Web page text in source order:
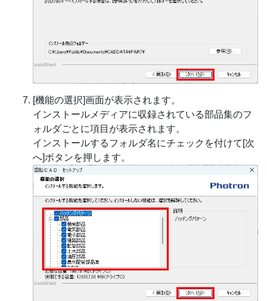
[機能の選択]画面が表示されます。
インストールメディアに収録されている部品集のフ
ォルダごとに項目が表示されます。
インストールするフォルダ名にチェックを付けて[次
へ]ボタンを押します。